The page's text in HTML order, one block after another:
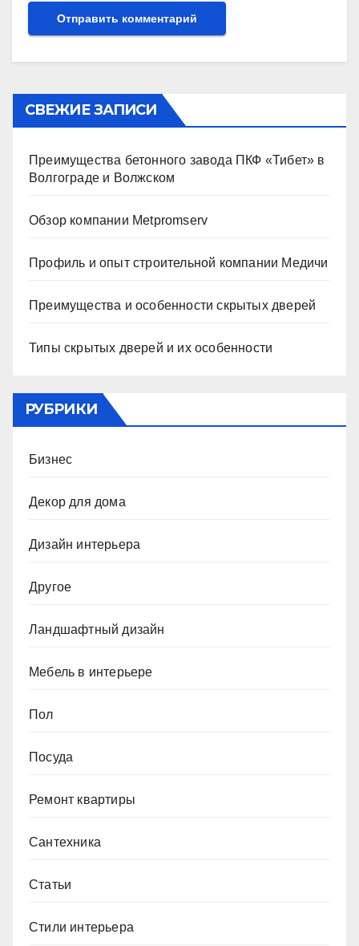
СВЕЖИЕ ЗАПИСИ
Преимущества бетонного завода ПКФ «Тибет» в
Волгограде и Волжском
Обзор компании Metpromserv
Профиль и опыт строительной компании Медичи
Преимущества и особенности скрытых дверей
Типы скрытых дверей и их особенности
РУБРИКИ
Бизнес
Декор для дома
Дизайн интерьера
Другое
Ландшафтный дизайн
Мебель в интерьере
Пол
Посуда
Ремонт квартиры
Сантехника
Статьи
Стили интерьера